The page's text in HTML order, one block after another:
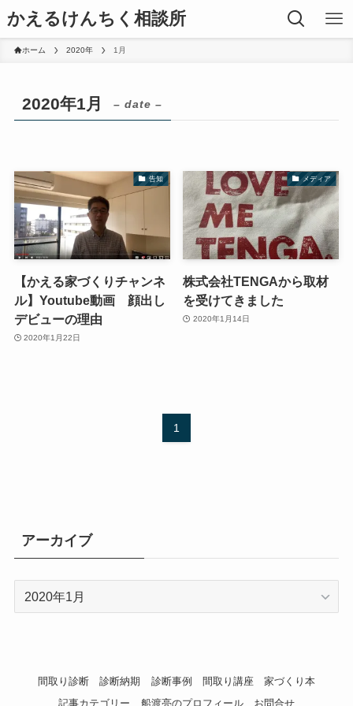
かえるけんちく相談所
ホーム 2020年 1月
2020年1月 – date –
告知
【かえる家づくりチャンネ
ル】Youtube動画 顔出し
デビューの理由
2020年1月22日
メディア
株式会社TENGAから取材
を受けてきました
2020年1月14日
1
アーカイブ
間取り診断 診断納期 診断事例 間取り講座
家づくり本
記事カテゴリー
船渡亮のプロフィール お問合せ